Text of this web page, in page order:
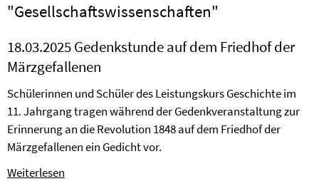
"Gesellschaftswissenschaften"
18.03.2025 Gedenkstunde auf dem Friedhof der
Märzgefallenen
Schülerinnen und Schüler des Leistungskurs Geschichte im
11. Jahrgang tragen während der Gedenkveranstaltung zur
Erinnerung an die Revolution 1848 auf dem Friedhof der
Märzgefallenen ein Gedicht vor.
Weiterlesen